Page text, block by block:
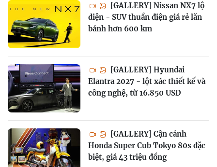
[GALLERY] Nissan NX7 lộ
diện - SUV thuần điện giá rẻ lăn
bánh hơn 600 km
[GALLERY] Hyundai
Elantra 2027 - lột xác thiết kế và
công nghệ, từ 16.850 USD
[GALLERY] Cận cảnh
Honda Super Cub Tokyo 80s đặc
biệt, giá 43 triệu đồng